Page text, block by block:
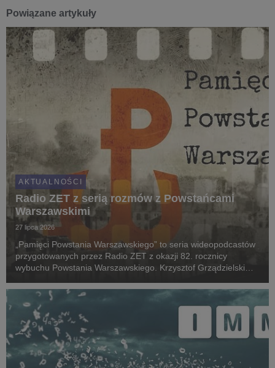
Powiązane artykuły
AKTUALNOŚCI
Radio ZET z serią rozmów z Powstańcami
Warszawskimi
27 lipca 2026
„Pamięci Powstania Warszawskiego” to seria wideopodcastów
przygotowanych przez Radio ZET z okazji 82. rocznicy
wybuchu Powstania Warszawskiego. Krzysztof Grządzielski
lat pielęgnującymi pamięć o tamtych wydarzenia...